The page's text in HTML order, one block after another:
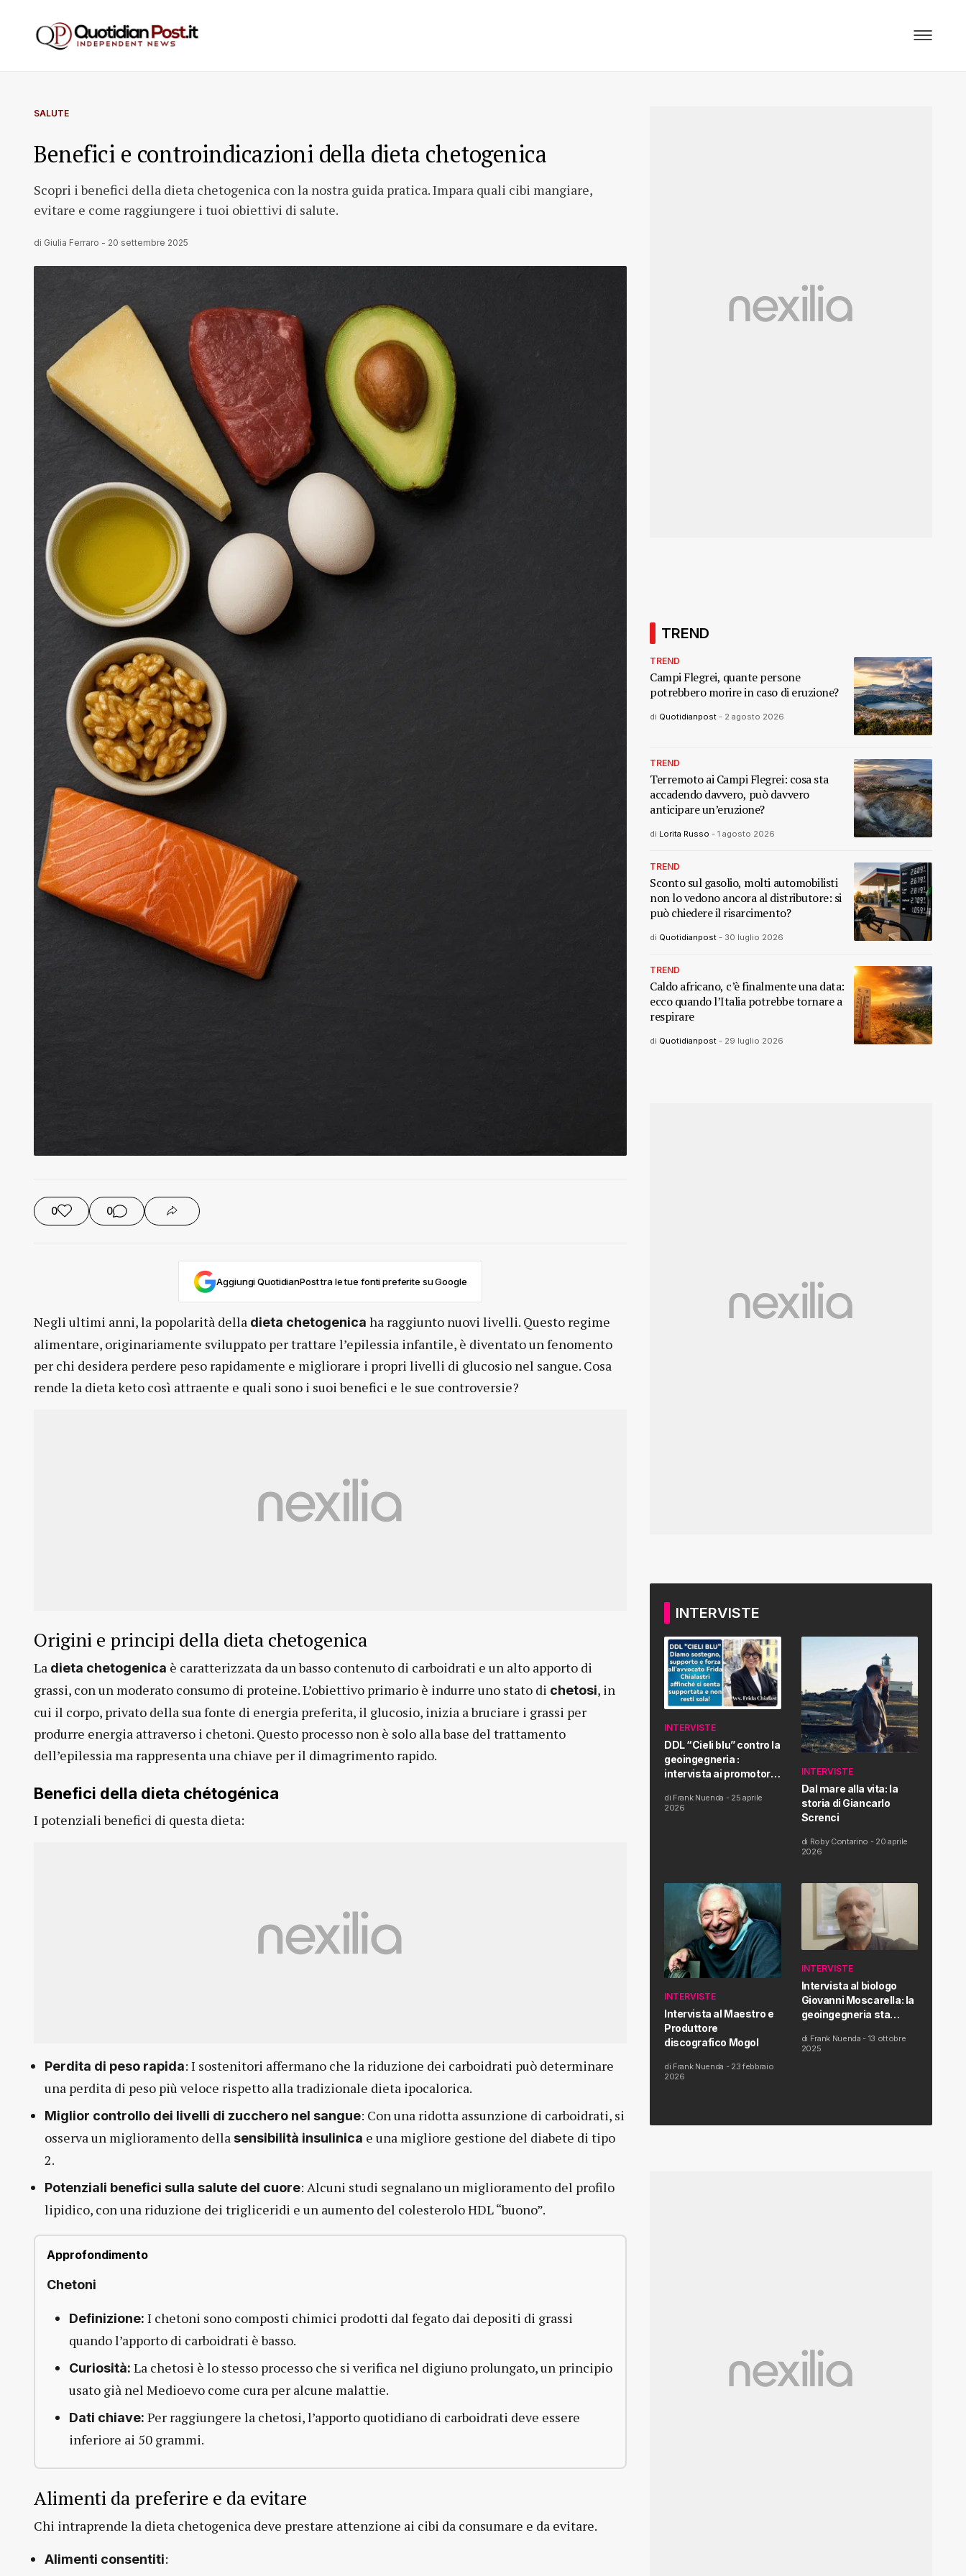
SALUTE
Benefici e controindicazioni della dieta chetogenica
Scopri i benefici della dieta chetogenica con la nostra guida pratica. Impara quali cibi mangiare,
evitare e come raggiungere i tuoi obiettivi di salute.
di Giulia Ferraro - 20 settembre 2025
0 0
Aggiungi QuotidianPost tra le tue fonti preferite su Google
Negli ultimi anni, la popolarità della dieta chetogenica ha raggiunto nuovi livelli. Questo regime
alimentare, originariamente sviluppato per trattare l’epilessia infantile, è diventato un fenomento
per chi desidera perdere peso rapidamente e migliorare i propri livelli di glucosio nel sangue. Cosa
rende la dieta keto così attraente e quali sono i suoi benefici e le sue controversie?
Origini e principi della dieta chetogenica
La dieta chetogenica è caratterizzata da un basso contenuto di carboidrati e un alto apporto di
grassi, con un moderato consumo di proteine. L’obiettivo primario è indurre uno stato di chetosi, in
cui il corpo, privato della sua fonte di energia preferita, il glucosio, inizia a bruciare i grassi per
produrre energia attraverso i chetoni. Questo processo non è solo alla base del trattamento
dell’epilessia ma rappresenta una chiave per il dimagrimento rapido.
Benefici della dieta chétogénica
I potenziali benefici di questa dieta:
Perdita di peso rapida: I sostenitori affermano che la riduzione dei carboidrati può determinare
una perdita di peso più veloce rispetto alla tradizionale dieta ipocalorica.
Miglior controllo dei livelli di zucchero nel sangue: Con una ridotta assunzione di carboidrati, si
osserva un miglioramento della sensibilità insulinica e una migliore gestione del diabete di tipo
2.
Potenziali benefici sulla salute del cuore: Alcuni studi segnalano un miglioramento del profilo
lipidico, con una riduzione dei trigliceridi e un aumento del colesterolo HDL “buono”.
Approfondimento
Chetoni
Definizione: I chetoni sono composti chimici prodotti dal fegato dai depositi di grassi
quando l’apporto di carboidrati è basso.
Curiosità: La chetosi è lo stesso processo che si verifica nel digiuno prolungato, un principio
usato già nel Medioevo come cura per alcune malattie.
Dati chiave: Per raggiungere la chetosi, l’apporto quotidiano di carboidrati deve essere
inferiore ai 50 grammi.
Alimenti da preferire e da evitare
Chi intraprende la dieta chetogenica deve prestare attenzione ai cibi da consumare e da evitare.
Alimenti consentiti:
TREND
TREND
Campi Flegrei, quante persone
potrebbero morire in caso di eruzione?
di Quotidianpost - 2 agosto 2026
TREND
Terremoto ai Campi Flegrei: cosa sta
accadendo davvero, può davvero
anticipare un’eruzione?
di Lorita Russo - 1 agosto 2026
TREND
Sconto sul gasolio, molti automobilisti
non lo vedono ancora al distributore: si
può chiedere il risarcimento?
di Quotidianpost - 30 luglio 2026
TREND
Caldo africano, c’è finalmente una data:
ecco quando l’Italia potrebbe tornare a
respirare
di Quotidianpost - 29 luglio 2026
INTERVISTE
INTERVISTE
DDL “Cieli blu” contro la
geoingegneria :
intervista ai promotori
Proposta di Legge
di Frank Nuenda - 25 aprile
2026
INTERVISTE
Dal mare alla vita: la
storia di Giancarlo
Screnci
di Roby Contarino - 20 aprile
2026
INTERVISTE
Intervista al Maestro e
Produttore
discografico Mogol
di Frank Nuenda - 23 febbraio
2026
INTERVISTE
Intervista al biologo
Giovanni Moscarella: la
geoingegneria sta
salute dell’uomo
di Frank Nuenda - 13 ottobre
2025